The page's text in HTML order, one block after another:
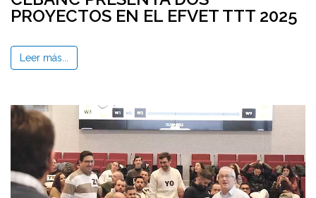
PROYECTOS EN EL EFVET TTT 2025
Leer más...